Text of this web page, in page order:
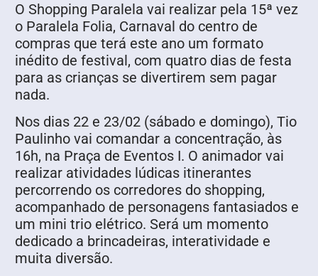
O Shopping Paralela vai realizar pela 15ª vez
o Paralela Folia, Carnaval do centro de
compras que terá este ano um formato
inédito de festival, com quatro dias de festa
para as crianças se divertirem sem pagar
nada.
Nos dias 22 e 23/02 (sábado e domingo), Tio
Paulinho vai comandar a concentração, às
16h, na Praça de Eventos I. O animador vai
realizar atividades lúdicas itinerantes
percorrendo os corredores do shopping,
acompanhado de personagens fantasiados e
um mini trio elétrico. Será um momento
dedicado a brincadeiras, interatividade e
muita diversão.